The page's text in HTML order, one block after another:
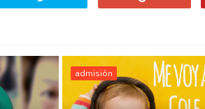
admisión